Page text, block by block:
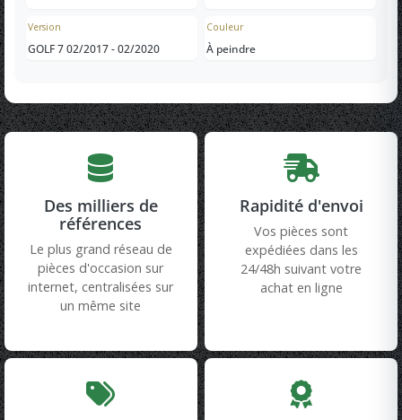
Version
GOLF 7 02/2017 - 02/2020
Couleur
À peindre
Des milliers de
références
Le plus grand réseau de
pièces d'occasion sur
internet, centralisées sur
un même site
Rapidité d'envoi
Vos pièces sont
expédiées dans les
24/48h suivant votre
achat en ligne